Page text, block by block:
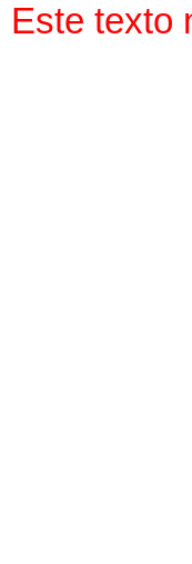
Este texto